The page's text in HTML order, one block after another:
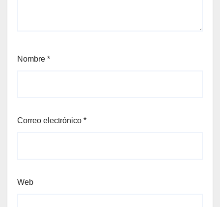
Nombre *
Correo electrónico *
Web